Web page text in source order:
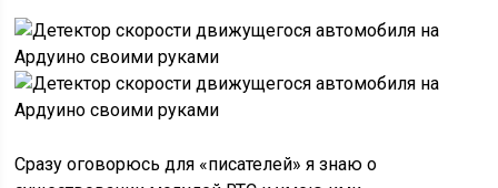
Сразу оговорюсь для «писателей» я знаю о